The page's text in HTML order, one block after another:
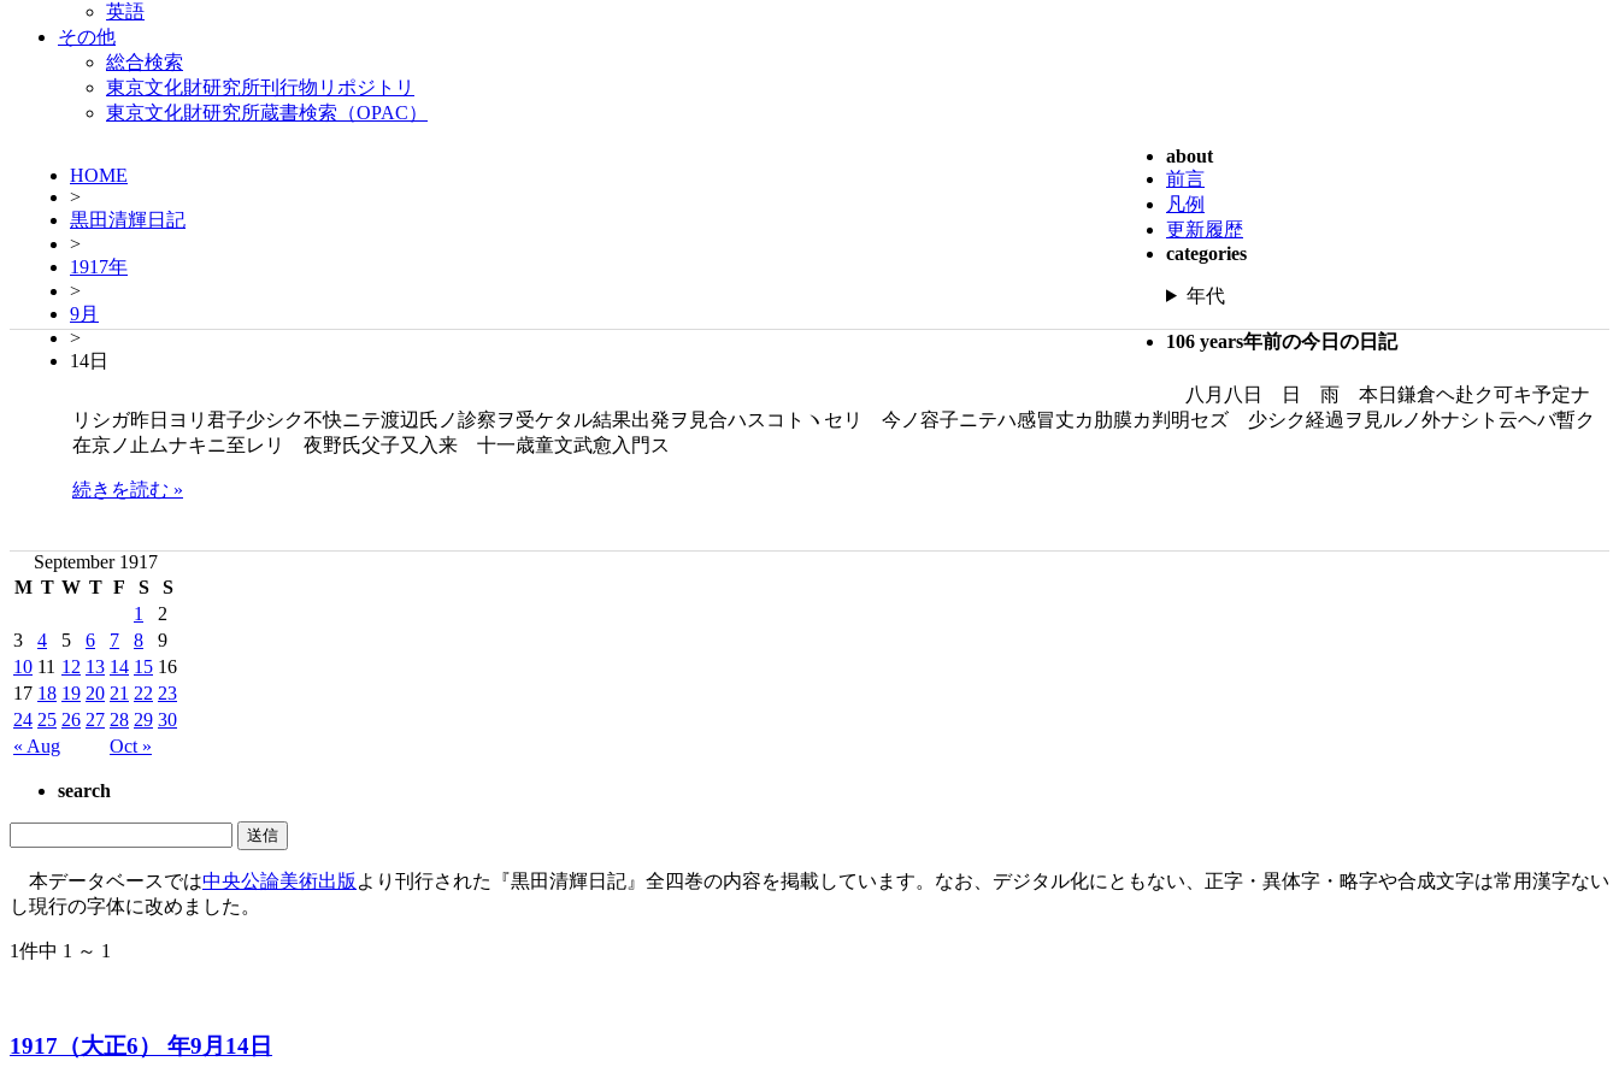
英語
その他
総合検索
東京文化財研究所刊行物リポジトリ
東京文化財研究所蔵書検索（OPAC）
HOME
>
黒田清輝日記
>
1917年
>
9月
>
14日
about
前言
凡例
更新履歴
categories
年代
106 years年前の今日の日記
八月八日 日 雨 本日鎌倉ヘ赴ク可キ予定ナ
リシガ昨日ヨリ君子少シク不快ニテ渡辺氏ノ診察ヲ受ケタル結果出発ヲ見合ハスコトヽセリ 今ノ容子ニテハ感冒丈カ肋膜カ判明セズ 少シク経過ヲ見ルノ外ナシト云ヘバ暫ク
在京ノ止ムナキニ至レリ 夜野氏父子又入来 十一歳童文武愈入門ス
続きを読む »
September 1917
M T W T F S S
« Aug Oct »
1
2
3
4 5 6 7 8
9
10 11 12 13 14 15 16
17 18 19 20 21 22 23
24 25 26 27 28 29 30
search
本データベースでは中央公論美術出版 より刊行された『黒田清輝日記』全四巻の内容を掲載しています。なお、デジタル化にともない、正字・異体字・略字や合成文字は常用漢字ない
し現行の字体に改めました。
1件中 1 ～ 1
1917（大正6） 年9月14日